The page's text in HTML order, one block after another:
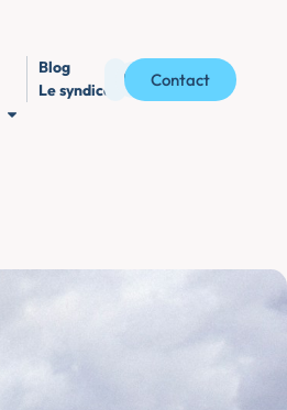
Blog
Le syndicat
Contact